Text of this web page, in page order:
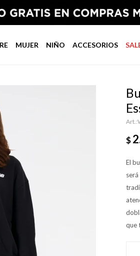
MUJER NIÑO ACCESORIOS
$
El
que